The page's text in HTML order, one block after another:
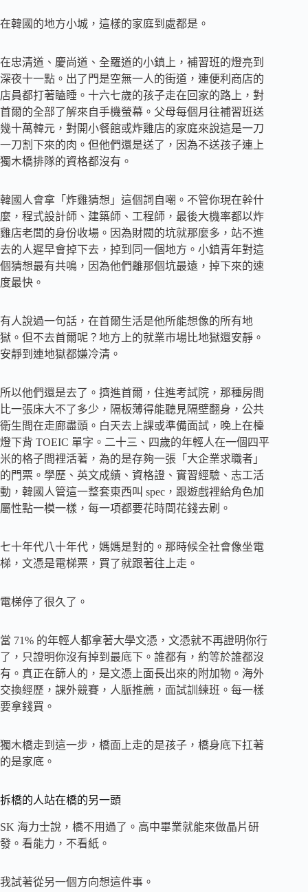
在韓國的地方小城，這樣的家庭到處都是。
在忠清道、慶尚道、全羅道的小鎮上，補習班的燈亮到
深夜十一點。出了門是空無一人的街道，連便利商店的
店員都打著瞌睡。十六七歲的孩子走在回家的路上，對
首爾的全部了解來自手機螢幕。父母每個月往補習班送
幾十萬韓元，對開小餐館或炸雞店的家庭來說這是一刀
一刀割下來的肉。但他們還是送了，因為不送孩子連上
獨木橋排隊的資格都沒有。
韓國人會拿「炸雞猜想」這個詞自嘲。不管你現在幹什
麼，程式設計師、建築師、工程師，最後大機率都以炸
雞店老闆的身份收場。因為財閥的坑就那麼多，站不進
去的人遲早會掉下去，掉到同一個地方。小鎮青年對這
個猜想最有共鳴，因為他們離那個坑最遠，掉下來的速
度最快。
有人說過一句話，在首爾生活是他所能想像的所有地
獄。但不去首爾呢？地方上的就業市場比地獄還安靜。
安靜到連地獄都嫌冷清。
所以他們還是去了。擠進首爾，住進考試院，那種房間
比一張床大不了多少，隔板薄得能聽見隔壁翻身，公共
衛生間在走廊盡頭。白天去上課或準備面試，晚上在檯
燈下背 TOEIC 單字。二十三、四歲的年輕人在一個四平
米的格子間裡活著，為的是存夠一張「大企業求職者」
的門票。學歷、英文成績、資格證、實習經驗、志工活
動，韓國人管這一整套東西叫 spec，跟遊戲裡給角色加
屬性點一模一樣，每一項都要花時間花錢去刷。
七十年代八十年代，媽媽是對的。那時候全社會像坐電
梯，文憑是電梯票，買了就跟著往上走。
電梯停了很久了。
當 71% 的年輕人都拿著大學文憑，文憑就不再證明你行
了，只證明你沒有掉到最底下。誰都有，約等於誰都沒
有。真正在篩人的，是文憑上面長出來的附加物。海外
交換經歷，課外競賽，人脈推薦，面試訓練班。每一樣
要拿錢買。
獨木橋走到這一步，橋面上走的是孩子，橋身底下扛著
的是家底。
拆橋的人站在橋的另一頭
SK 海力士說，橋不用過了。高中畢業就能來做晶片研
發。看能力，不看紙。
我試著從另一個方向想這件事。